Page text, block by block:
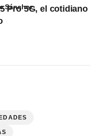
Pro 5G, el cotidiano
Sánchez